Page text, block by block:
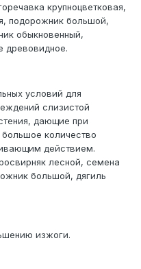
крупноцветковая,
подорожник большой,
обыкновенный,
древовидное.
условий для
слизистой
дающие при
количество
действием.
лесной, семена
большой, дягиль
изжоги.